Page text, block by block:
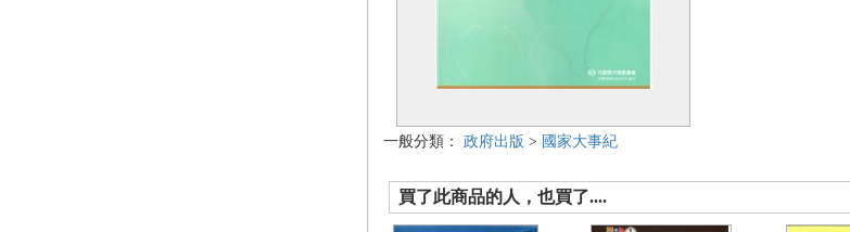
一般分類： 政府出版 > 國家大事紀
買了此商品的人，也買了....